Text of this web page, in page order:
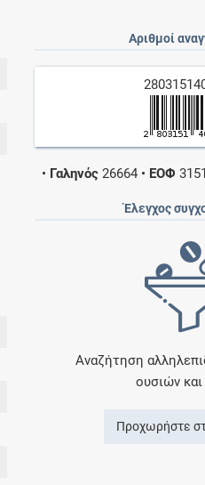
Αριθμοί
• Γαληνός 26664 • ΕΟΦ
Έλεγχος
Αναζήτηση
ουσιών
Προχωρήστε